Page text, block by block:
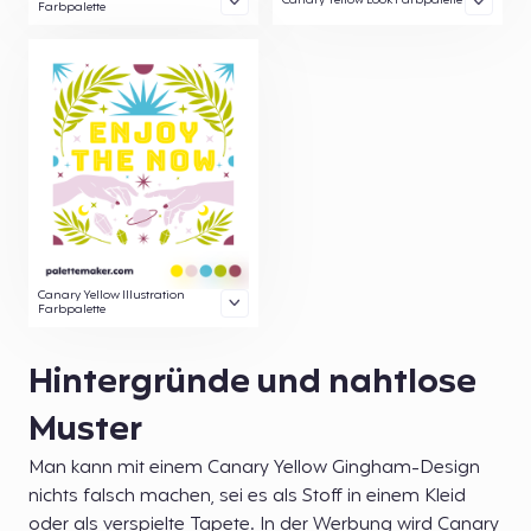
Farbpalette
Canary Yellow Illustration
Farbpalette
Hintergründe und nahtlose
Muster
Man kann mit einem Canary Yellow Gingham-Design
nichts falsch machen, sei es als Stoff in einem Kleid
oder als verspielte Tapete. In der Werbung wird Canary